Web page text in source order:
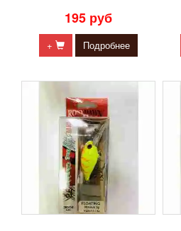
195 руб
+ Подробнее